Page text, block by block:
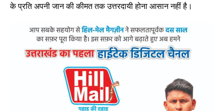
के प्रति अपनी जान की कीमत तक उत्तरदायी होना आसान नहीं है।